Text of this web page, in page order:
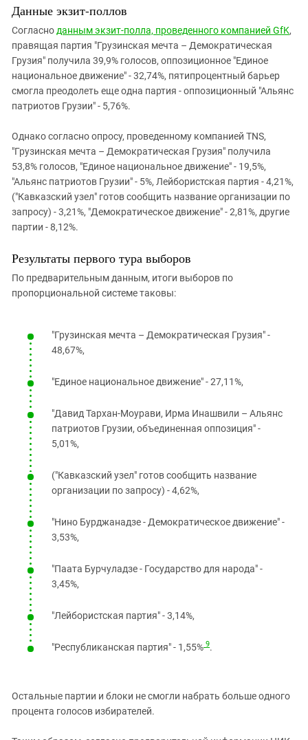
Данные экзит-поллов
Согласно данным экзит-полла, проведенного компанией GfK,
правящая партия "Грузинская мечта – Демократическая
Грузия" получила 39,9% голосов, оппозиционное "Единое
национальное движение" - 32,74%, пятипроцентный барьер
смогла преодолеть еще одна партия - оппозиционный "Альянс
патриотов Грузии" - 5,76%.
Однако согласно опросу, проведенному компанией TNS,
"Грузинская мечта – Демократическая Грузия" получила
53,8% голосов, "Единое национальное движение" - 19,5%,
"Альянс патриотов Грузии" - 5%, Лейбористская партия - 4,21%,
("Кавказский узел" готов сообщить название организации по
запросу) - 3,21%, "Демократическое движение" - 2,81%, другие
партии - 8,12%.
Результаты первого тура выборов
По предварительным данным, итоги выборов по
пропорциональной системе таковы:
"Грузинская мечта – Демократическая Грузия" -
48,67%,
"Единое национальное движение" - 27,11%,
"Давид Тархан-Моурави, Ирма Инашвили – Альянс
патриотов Грузии, объединенная оппозиция" -
5,01%,
("Кавказский узел" готов сообщить название
организации по запросу) - 4,62%,
"Нино Бурджанадзе - Демократическое движение" -
3,53%,
"Паата Бурчуладзе - Государство для народа" -
3,45%,
"Лейбористская партия" - 3,14%,
"Республиканская партия" - 1,55% 9.
Остальные партии и блоки не смогли набрать больше одного
процента голосов избирателей.